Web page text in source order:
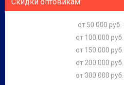
от 50 000 руб.
от 100 000
от 150 000
от 200 000
от 300 000